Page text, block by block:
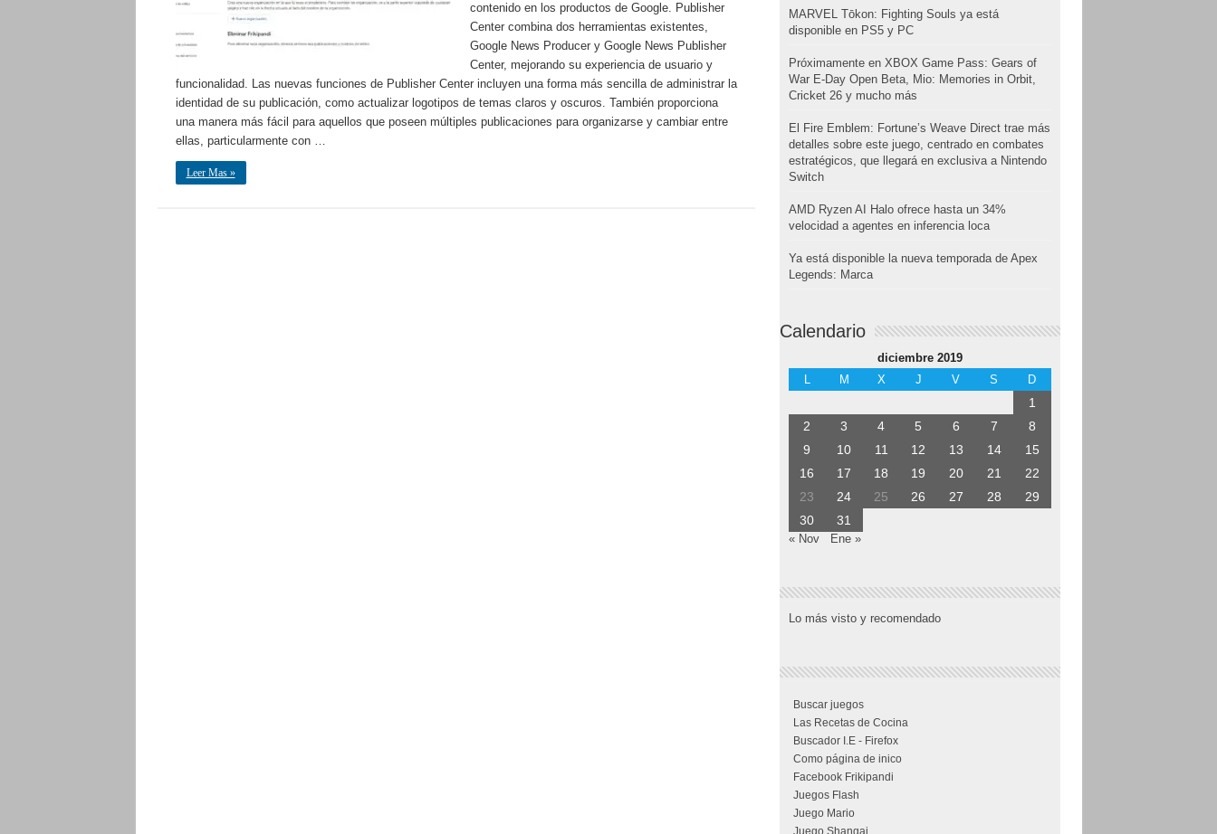
contenido en los productos de Google. Publisher
Center combina dos herramientas existentes,
Google News Producer y Google News Publisher
Center, mejorando su experiencia de usuario y
funcionalidad. Las nuevas funciones de Publisher Center incluyen una forma más sencilla de administrar la
identidad de su publicación, como actualizar logotipos de temas claros y oscuros. También proporciona
una manera más fácil para aquellos que poseen múltiples publicaciones para organizarse y cambiar entre
ellas, particularmente con …
Leer Mas »
MARVEL Tōkon: Fighting Souls ya está
disponible en PS5 y PC
Próximamente en XBOX Game Pass: Gears of
War E-Day Open Beta, Mio: Memories in Orbit,
Cricket 26 y mucho más
El Fire Emblem: Fortune’s Weave Direct trae más
detalles sobre este juego, centrado en combates
estratégicos, que llegará en exclusiva a Nintendo
Switch
AMD Ryzen AI Halo ofrece hasta un 34%
velocidad a agentes en inferencia loca
Ya está disponible la nueva temporada de Apex
Legends: Marca
Calendario
diciembre 2019
L
M X J V S D
1
2
3 4 5 6 7
8
9
10 11 12 13 14
15
16
17 18 19 20 21
22
23
24 25 26 27 28
29
30
31
« Nov Ene »
Lo más visto y recomendado
Buscar juegos
Las Recetas de Cocina
Buscador I.E - Firefox
Como página de inico
Facebook Frikipandi
Juegos Flash
Juego Mario
Juego Shangai